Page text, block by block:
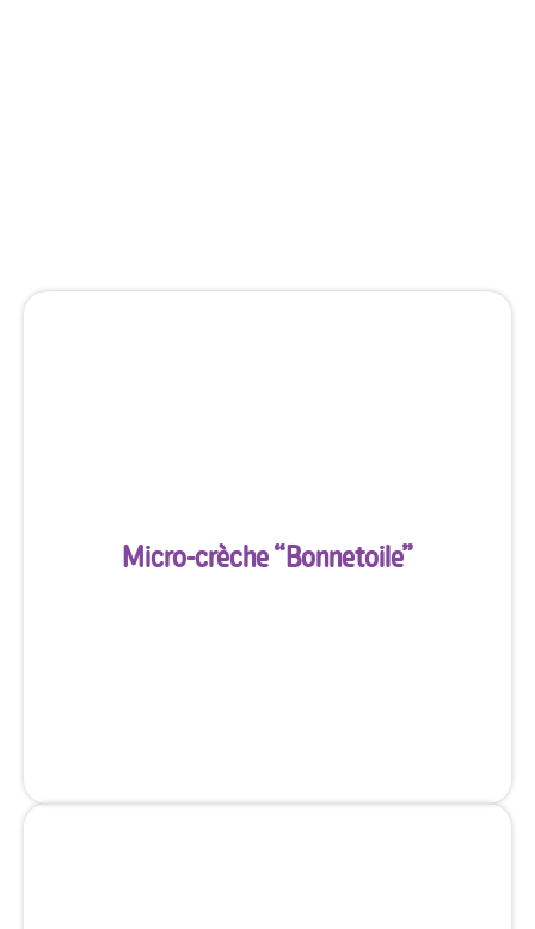
Micro-crèche “Bonnetoile”